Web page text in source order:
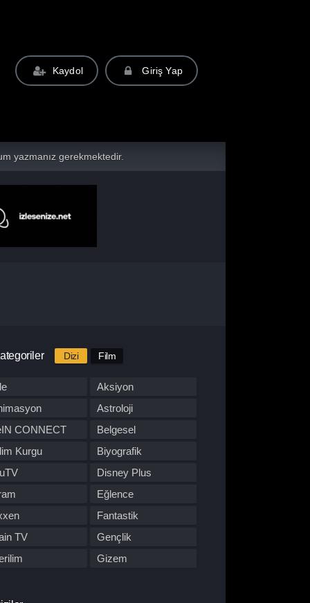
Kaydol Giriş Yap
yazmanız gerekmektedir.
Dizi Film
Aksiyon
Astroloji
CONNECT
Belgesel
Kurgu
Biyografik
Disney Plus
Eğlence
Fantastik
TV
Gençlik
Gizem